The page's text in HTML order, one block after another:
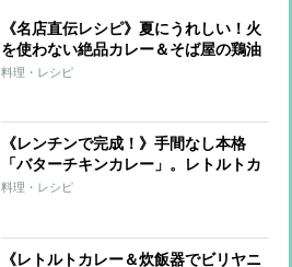
《名店直伝レシピ》夏にうれしい！火
を使わない絶品カレー＆そば屋の鶏油
和風カレー
料理・レシピ
《レンチンで完成！》手間なし本格
「バターチキンカレー」。レトルトカ
レーが激変する簡単トッピングも
料理・レシピ
《レトルトカレー＆炊飯器でビリヤニ